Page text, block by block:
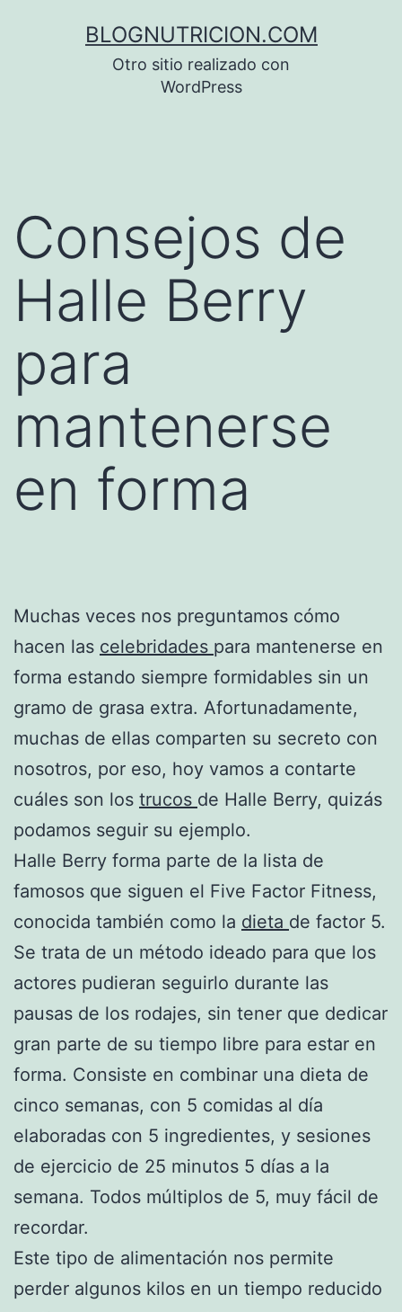
BLOGNUTRICION.COM
Otro sitio realizado con
WordPress
Consejos de
Halle Berry
para
mantenerse
en forma
Muchas veces nos preguntamos cómo
hacen las celebridades para mantenerse en
forma estando siempre formidables sin un
gramo de grasa extra. Afortunadamente,
muchas de ellas comparten su secreto con
nosotros, por eso, hoy vamos a contarte
cuáles son los trucos de Halle Berry, quizás
podamos seguir su ejemplo.
Halle Berry forma parte de la lista de
famosos que siguen el Five Factor Fitness,
conocida también como la dieta de factor 5.
Se trata de un método ideado para que los
actores pudieran seguirlo durante las
pausas de los rodajes, sin tener que dedicar
gran parte de su tiempo libre para estar en
forma. Consiste en combinar una dieta de
cinco semanas, con 5 comidas al día
elaboradas con 5 ingredientes, y sesiones
de ejercicio de 25 minutos 5 días a la
semana. Todos múltiplos de 5, muy fácil de
recordar.
Este tipo de alimentación nos permite
perder algunos kilos en un tiempo reducido